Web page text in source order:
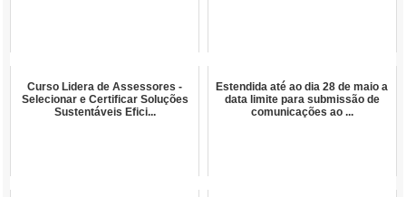
Curso Lidera de Assessores -
Selecionar e Certificar Soluções
Sustentáveis Efici...
Estendida até ao dia 28 de maio a
data limite para submissão de
comunicações ao ...